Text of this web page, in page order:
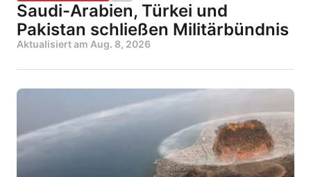
Saudi-Arabien, Türkei und
Pakistan schließen Militärbündnis
Aktualisiert am Aug. 8, 2026